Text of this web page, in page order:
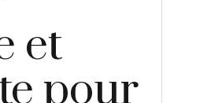
et
pour